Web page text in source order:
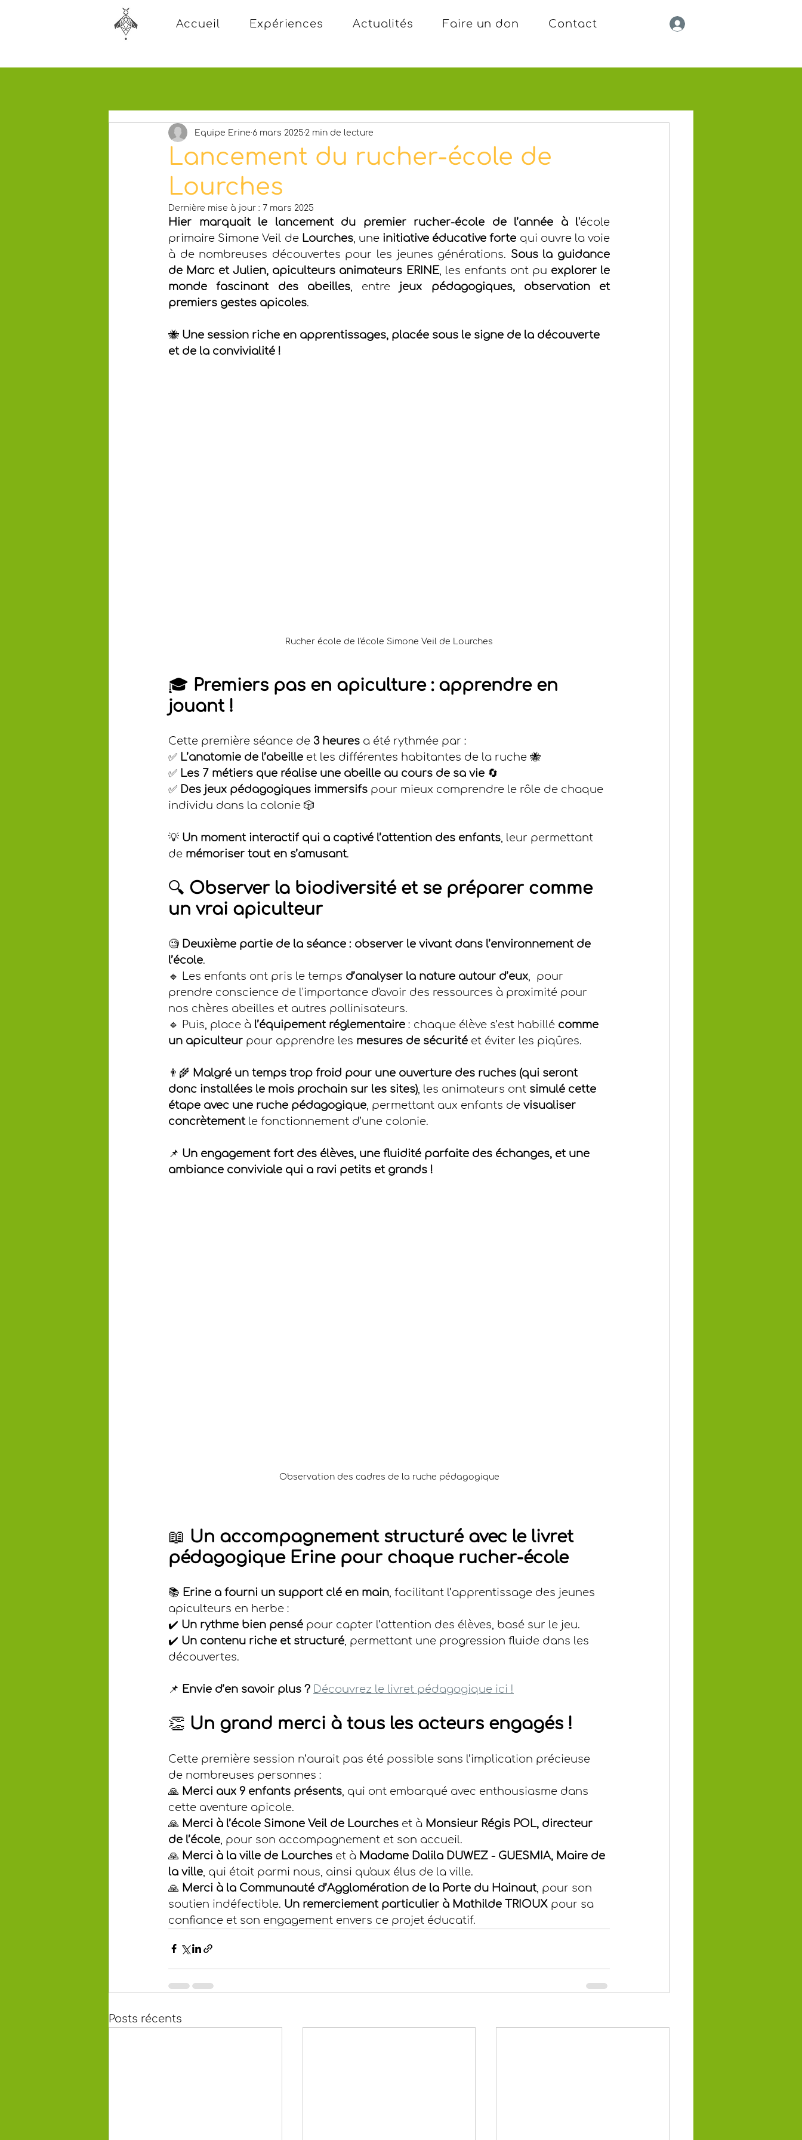
Accueil Expériences Actualités Faire un don Contact
Lancement du rucher-école de
Lourches
Equipe Erine 6 mars 2025 2 min de lecture
Dernière mise à jour : 7 mars 2025
Hier marquait le lancement du premier rucher-école de l’année à l'école
primaire Simone Veil de Lourches, une initiative éducative forte qui ouvre la voie
à de nombreuses découvertes pour les jeunes générations. Sous la guidance
de Marc et Julien, apiculteurs animateurs ERINE, les enfants ont pu explorer le
monde fascinant des abeilles, entre jeux pédagogiques, observation et
premiers gestes apicoles.
🐝 Une session riche en apprentissages, placée sous le signe de la découverte
et de la convivialité !
Rucher école de l'école Simone Veil de Lourches
🎓 Premiers pas en apiculture : apprendre en
jouant !
Cette première séance de 3 heures a été rythmée par :
✅ L’anatomie de l’abeille et les différentes habitantes de la ruche 🐝
✅ Les 7 métiers que réalise une abeille au cours de sa vie 🔄
✅ Des jeux pédagogiques immersifs pour mieux comprendre le rôle de chaque
individu dans la colonie 🎲
💡 Un moment interactif qui a captivé l’attention des enfants, leur permettant
de mémoriser tout en s’amusant.
🔍 Observer la biodiversité et se préparer comme
un vrai apiculteur
🧐 Deuxième partie de la séance : observer le vivant dans l’environnement de
l’école.
🔹 Les enfants ont pris le temps d’analyser la nature autour d’eux,  pour
prendre conscience de l'importance d'avoir des ressources à proximité pour
nos chères abeilles et autres pollinisateurs.
🔹 Puis, place à l’équipement réglementaire : chaque élève s’est habillé comme
un apiculteur pour apprendre les mesures de sécurité et éviter les piqûres.
👨‍🌾 Malgré un temps trop froid pour une ouverture des ruches (qui seront
donc installées le mois prochain sur les sites), les animateurs ont simulé cette
étape avec une ruche pédagogique, permettant aux enfants de visualiser
concrètement le fonctionnement d’une colonie.
📌 Un engagement fort des élèves, une fluidité parfaite des échanges, et une
ambiance conviviale qui a ravi petits et grands !
Observation des cadres de la ruche pédagogique
📖 Un accompagnement structuré avec le livret
pédagogique Erine pour chaque rucher-école
📚 Erine a fourni un support clé en main , facilitant l’apprentissage des jeunes
apiculteurs en herbe :
✔️ Un rythme bien pensé pour capter l’attention des élèves, basé sur le jeu.
✔️ Un contenu riche et structuré , permettant une progression fluide dans les
découvertes.
📌 Envie d’en savoir plus ? Découvrez le livret pédagogique ici !
👏 Un grand merci à tous les acteurs engagés !
Cette première session n’aurait pas été possible sans l’implication précieuse
de nombreuses personnes :
🙏 Merci aux 9 enfants présents , qui ont embarqué avec enthousiasme dans
cette aventure apicole.
🙏 Merci à l’école Simone Veil de Lourches et à Monsieur Régis POL, directeur
de l’école , pour son accompagnement et son accueil.
🙏 Merci à la ville de Lourches et à Madame Dalila DUWEZ - GUESMIA, Maire de
la ville , qui était parmi nous, ainsi qu'aux élus de la ville.
🙏 Merci à la Communauté d’Agglomération de la Porte du Hainaut, pour son
soutien indéfectible. Un remerciement particulier à Mathilde TRIOUX pour sa
confiance et son engagement envers ce projet éducatif.
Posts récents